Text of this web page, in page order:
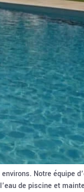
Notre équipe
de piscine et